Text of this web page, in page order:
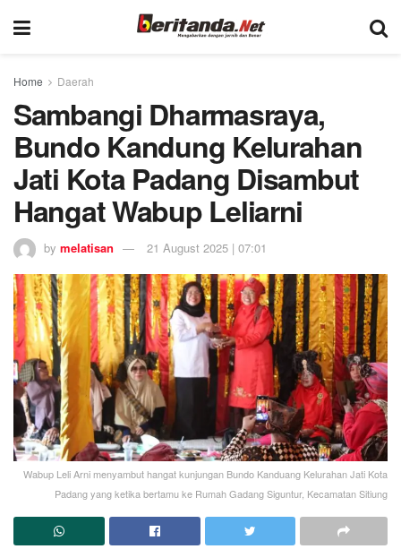
Home Daerah
Sambangi Dharmasraya,
Bundo Kandung Kelurahan
Jati Kota Padang Disambut
Hangat Wabup Leliarni
by melatisan 21 August 2025 | 07:01
Wabup Leli Arni menyambut hangat kunjungan Bundo Kanduang Kelurahan Jati Kota
Padang yang ketika bertamu ke Rumah Gadang Siguntur, Kecamatan Sitiung